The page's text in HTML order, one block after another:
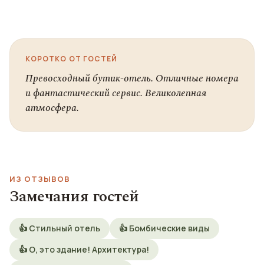
КОРОТКО ОТ ГОСТЕЙ
Превосходный бутик-отель. Отличные номера
и фантастический сервис. Великолепная
атмосфера.
ИЗ ОТЗЫВОВ
Замечания гостей
👍 Стильный отель
👍 Бомбические виды
👍 О, это здание! Архитектура!